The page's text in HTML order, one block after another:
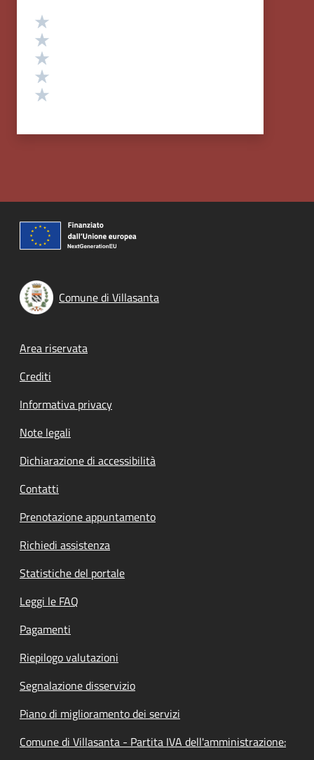
Valutazione
Comune di Villasanta
Footer menu
Area riservata
Crediti
Informativa privacy
Note legali
Dichiarazione di accessibilità
Contatti
Prenotazione appuntamento
Richiedi assistenza
Statistiche del portale
Leggi le FAQ
Pagamenti
Riepilogo valutazioni
Segnalazione disservizio
Piano di miglioramento dei servizi
Comune di Villasanta - Partita IVA dell'amministrazione: